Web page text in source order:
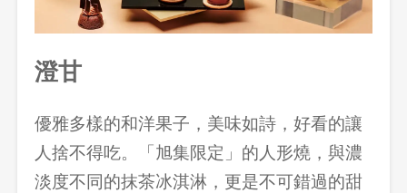
澄甘
優雅多樣的和洋果子，美味如詩，好看的讓
人捨不得吃。「旭集限定」的人形燒，與濃
淡度不同的抹茶冰淇淋，更是不可錯過的甜